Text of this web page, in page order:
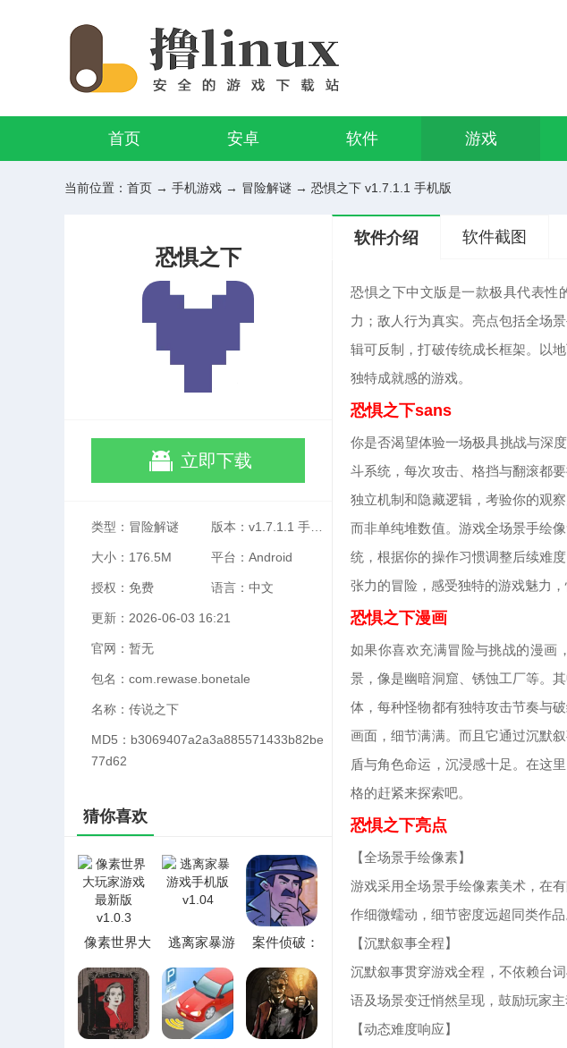
首页 安卓 软件 游戏
当前位置： 首页 → 手机游戏 → 冒险解谜 → 恐惧之下 v1.7.1.1 手机版
恐惧之下
立即下载
类型：冒险解谜
大小：176.5M 平台：Android
授权：免费 语言：中文
更新：2026-06-03 16:21
官网：暂无
包名：com.rewase.bonetale
名称：传说之下
MD5：b3069407a2a3a885571433b82be
77d62
猜你喜欢
像素世界大
新版
逃离家暴游
案件侦破：
理解谜游戏)
软件介绍 软件截图
恐惧之下中文版是一款极具代表性
力；敌人行为真实。亮点包括全场
辑可反制，打破传统成长框架。以
独特成就感的游戏。
恐惧之下sans
你是否渴望体验一场极具挑战与深
斗系统，每次攻击、格挡与翻滚都
独立机制和隐藏逻辑，考验你的观
而非单纯堆数值。游戏全场景手绘
统，根据你的操作习惯调整后续难
张力的冒险，感受独特的游戏魅力
恐惧之下漫画
如果你喜欢充满冒险与挑战的漫画
景，像是幽暗洞窟、锈蚀工厂等。
体，每种怪物都有独特攻击节奏与
画面，细节满满。而且它通过沉默
盾与角色命运，沉浸感十足。在这
格的赶紧来探索吧。
恐惧之下亮点
【全场景手绘像素】
游戏采用全场景手绘像素美术，在
作细微蠕动，细节密度远超同类作品
【沉默叙事全程】
沉默叙事贯穿游戏全程，不依赖台
语及场景变迁悄然呈现，鼓励玩家主
【动态难度响应】